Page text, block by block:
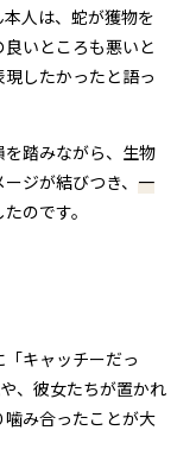
人は、蛇が獲物を
いところも悪いと
したかったと語っ
踏みながら、生物
ジが結びつき、一
のです。
キャッチーだっ
、彼女たちが置かれ
み合ったことが大